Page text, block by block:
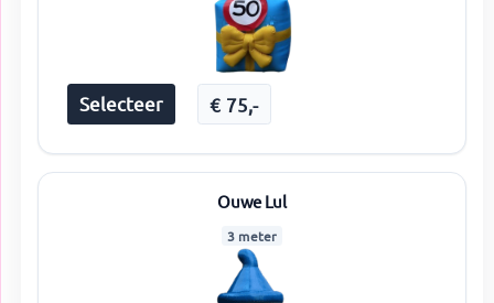
Selecteer € 75,-
Ouwe Lul
3 meter